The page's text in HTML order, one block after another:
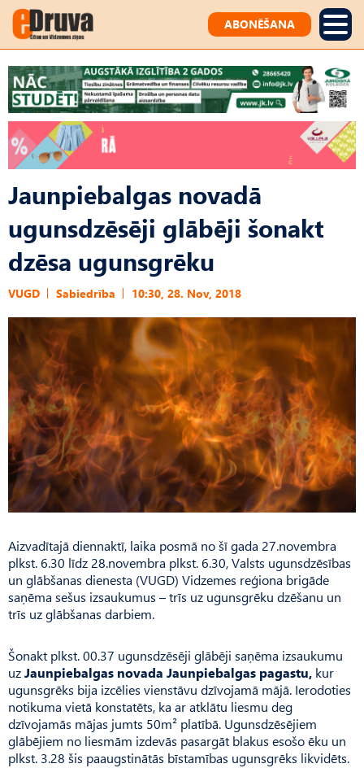
ABONĒŠANA
Jaunpiebalgas novadā
ugunsdzēsēji glābēji šonakt
dzēsa ugunsgrēku
VUGD Sabiedrība 10:30, 28. Nov, 2018
Aizvadītajā diennaktī, laika posmā no šī gada 27.novembra
plkst. 6.30 līdz 28.novembra plkst. 6.30, Valsts ugunsdzēsības
un glābšanas dienesta (VUGD) Vidzemes reģiona brigāde
saņēma sešus izsaukumus – trīs uz ugunsgrēku dzēšanu un
trīs uz glābšanas darbiem.
Šonakt plkst. 00.37 ugunsdzēsēji glābēji saņēma izsaukumu
uzJaunpiebalgas novada Jaunpiebalgas pagastu, kur
ugunsgrēks bija izcēlies vienstāvu dzīvojamā mājā. Ierodoties
notikuma vietā konstatēts, ka ar atklātu liesmu deg
dzīvojamās mājas jumts 50m² platībā. Ugunsdzēsējiem
glābējiem no liesmām izdevās pasargāt blakus esošo ēku un
plkst. 3.28 šis paaugstinātās bīstamības ugunsgrēks likvidēts.